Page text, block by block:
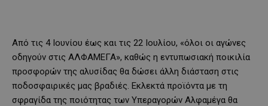
Από τις 4 Ιουνίου έως και τις 22 Ιουλίου, «όλοι οι αγώνες
οδηγούν στις ΑΛΦΑΜΕΓΑ», καθώς η εντυπωσιακή ποικιλία
προσφορών της αλυσίδας θα δώσει άλλη διάσταση στις
ποδοσφαιρικές μας βραδιές. Εκλεκτά προϊόντα με τη
σφραγίδα της ποιότητας των Υπεραγορών Αλφαμέγα θα